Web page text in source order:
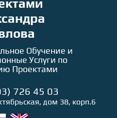
Обучение и
Услуги по
Проектами
726 45 03
дом 38, корп.6